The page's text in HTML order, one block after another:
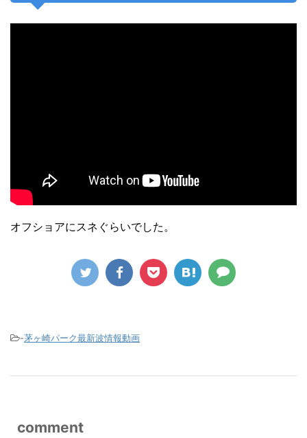
オフショアにスネぐらいでした。
-茅ヶ崎パーク最新波情報動画
comment